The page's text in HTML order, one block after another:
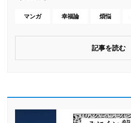
マンガ 幸福論 煩悩
記事を読む